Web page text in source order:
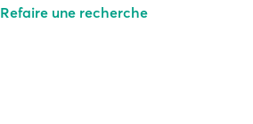
Refaire une recherche